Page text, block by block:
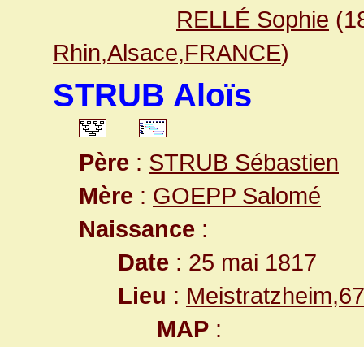
RELLÉ Sophie
Rhin,Alsace,FRANCE)
STRUB Aloïs
Père : STRUB Sébastien
Mère : GOEPP Salomé
Naissance :
Date : 25 mai 1817
Lieu :
MAP :